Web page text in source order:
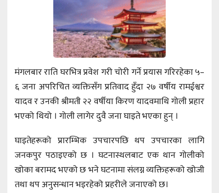
मंगलबार राति घरभित्र प्रवेश गरी चोरी गर्ने प्रयास गरिरहेका ५–
६ जना अपरिचित व्यक्तिसँग प्रतिवाद हुँदा २७ वर्षीय रामईश्वर
यादव र उनकी श्रीमती २२ वर्षीया किरण यादवमाथि गोली प्रहार
भएको थियो । गोली लागेर दुवै जना घाइते भएका हुन् ।
घाइतेहरूको प्रारम्भिक उपचारपछि थप उपचारका लागि
जनकपुर पठाइएको छ । घटनास्थलबाट एक थान गोलीको
खोका बरामद भएको छ भने घटनामा संलग्न व्यक्तिहरूको खोजी
तथा थप अनुसन्धान भइरहेको प्रहरीले जनाएको छ।